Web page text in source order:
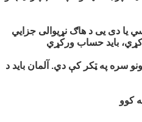
یا دی یی د هاګ نړیوالی جزایي
باید حساب ورکړي
سره په ټکر کې دي. آلمان باید د
کوو